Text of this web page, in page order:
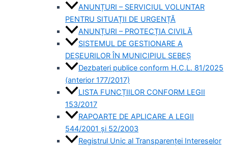
ANUNȚURI – SERVICIUL VOLUNTAR
PENTRU SITUAȚII DE URGENȚĂ
ANUNȚURI – PROTECȚIA CIVILĂ
SISTEMUL DE GESTIONARE A
DEȘEURILOR ÎN MUNICIPIUL SEBEȘ
Dezbateri publice conform H.C.L. 81/2025
(anterior 177/2017)
LISTA FUNCȚIILOR CONFORM LEGII
153/2017
RAPOARTE DE APLICARE A LEGII
544/2001 și 52/2003
Registrul Unic al Transparenței Intereselor